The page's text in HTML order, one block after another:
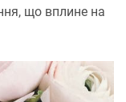
що вплине на